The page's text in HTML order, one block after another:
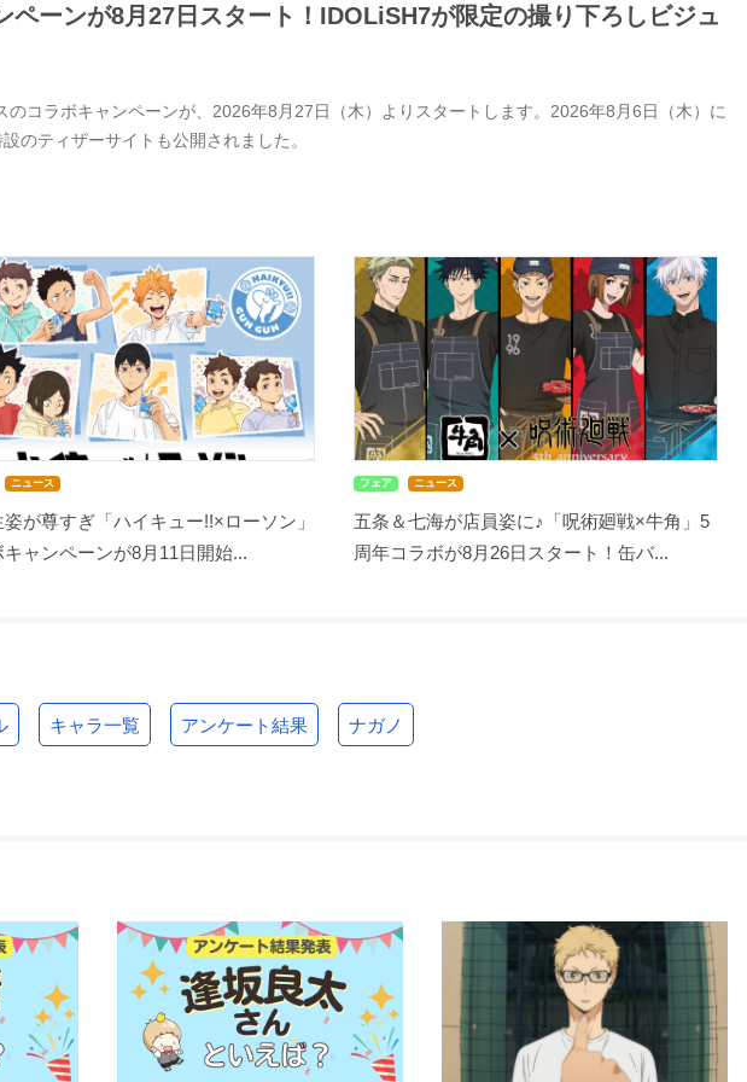
ペーンが8月27日スタート！IDOLiSH7が限定の撮り下ろしビジュ
のコラボキャンペーンが、2026年8月27日（木）よりスタートします。2026年8月6日（木）に
のティザーサイトも公開されました。
ニュース
が尊すぎ「ハイキュー!!×ローソン」
キャンペーンが8月11日開始...
フェア ニュース
五条＆七海が店員姿に♪「呪術廻戦×牛角」5
周年コラボが8月26日スタート！缶バ...
キャラ一覧 アンケート結果 ナガノ